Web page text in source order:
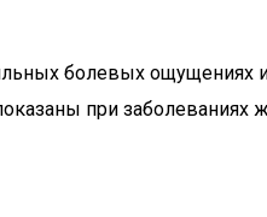
болевых ощущениях и
при заболеваниях